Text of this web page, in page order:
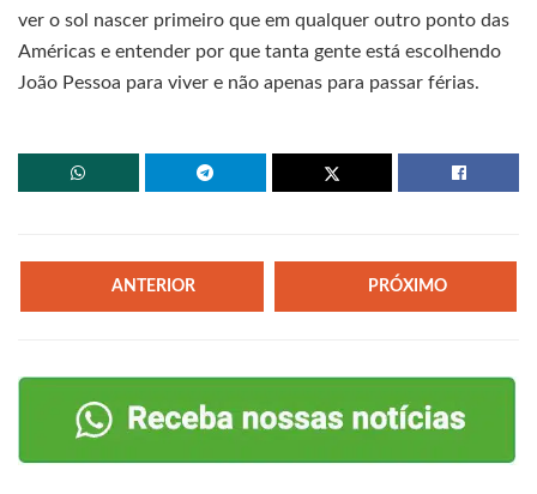
ver o sol nascer primeiro que em qualquer outro ponto das
Américas e entender por que tanta gente está escolhendo
João Pessoa para viver e não apenas para passar férias.
ANTERIOR PRÓXIMO